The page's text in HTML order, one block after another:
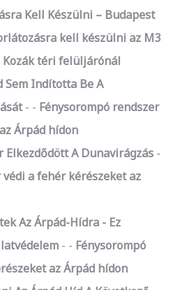
Kell Készülni – Budapest
kell készülni az M3
Kozák téri felüljárónál
Sem Indította Be A
- Fénysorompó rendszer
Árpád hídon
Elkezdődött A Dunavirágzás
a fehér kérészeket az
Az Árpád-Hídra - Ez
- Fénysorompó
az Árpád hídon